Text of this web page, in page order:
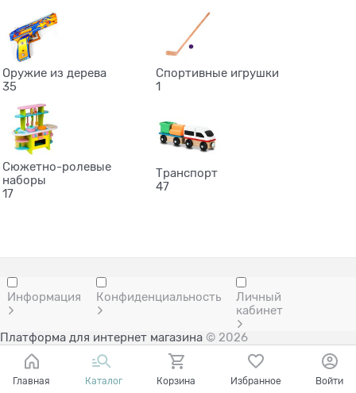
Оружие из дерева
35
Спортивные игрушки
1
Сюжетно-ролевые
наборы
17
Транспорт
47
Информация Конфиденциальность
Личный
кабинет
Платформа для интернет магазина © 2026
Главная Каталог Корзина Избранное Войти